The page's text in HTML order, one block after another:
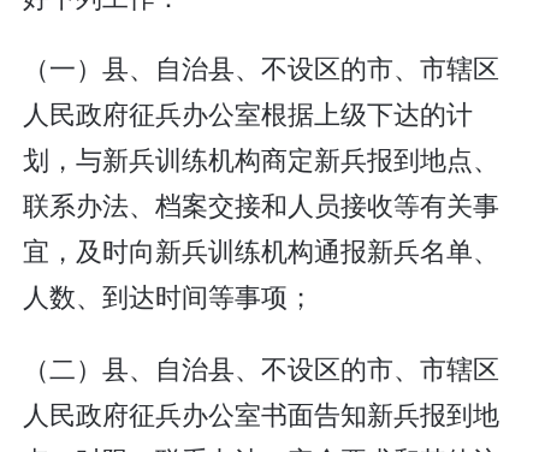
（一）县、自治县、不设区的市、市辖区
人民政府征兵办公室根据上级下达的计
划，与新兵训练机构商定新兵报到地点、
联系办法、档案交接和人员接收等有关事
宜，及时向新兵训练机构通报新兵名单、
人数、到达时间等事项；
（二）县、自治县、不设区的市、市辖区
人民政府征兵办公室书面告知新兵报到地